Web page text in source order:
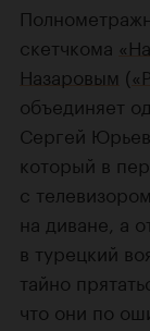
скетчкома
Назаровым (
объединяет
Сергей
который в
с
на диване, а
в турецкий
тайно
что они по